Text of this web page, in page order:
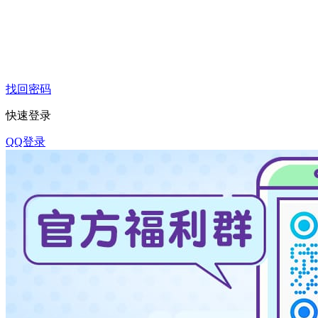
找回密码
快速登录
QQ登录